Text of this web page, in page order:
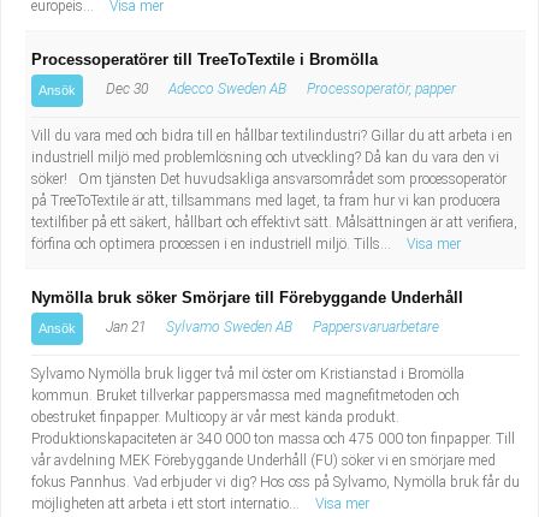
europeis... Visa mer
Processoperatörer till TreeToTextile i Bromölla
Ansök Dec 30 Adecco Sweden AB Processoperatör, papper
Vill du vara med och bidra till en hållbar textilindustri? Gillar du att arbeta i en
industriell miljö med problemlösning och utveckling? Då kan du vara den vi
söker! Om tjänsten Det huvudsakliga ansvarsområdet som processoperatör
på TreeToTextile är att, tillsammans med laget, ta fram hur vi kan producera
textilfiber på ett säkert, hållbart och effektivt sätt. Målsättningen är att verifiera,
förfina och optimera processen i en industriell miljö. Tills...
Visa mer
Nymölla bruk söker Smörjare till Förebyggande Underhåll
Ansök Jan 21 Sylvamo Sweden AB Pappersvaruarbetare
Sylvamo Nymölla bruk ligger två mil öster om Kristianstad i Bromölla
kommun. Bruket tillverkar pappersmassa med magnefitmetoden och
obestruket finpapper. Multicopy är vår mest kända produkt.
Produktionskapaciteten är 340 000 ton massa och 475 000 ton finpapper. Till
vår avdelning MEK Förebyggande Underhåll (FU) söker vi en smörjare med
fokus Pannhus. Vad erbjuder vi dig? Hos oss på Sylvamo, Nymölla bruk får du
möjligheten att arbeta i ett stort internatio...
Visa mer